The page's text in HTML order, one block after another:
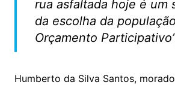
rua asfaltada hoje é um
da escolha da
Orçamento
Humberto da Silva Santos,